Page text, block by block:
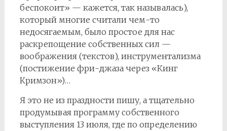
беспокоит» — кажется, так называлась),
который многие считали чем-то
недосягаемым, было простое для нас
раскрепощение собственных сил —
воображения (текстов), инструментализма
(постижение фри-джаза через «Кинг
Кримзон»)…
Я это не из праздности пишу, а тщательно
продумывая программу собственного
выступления 13 июля, где по определению